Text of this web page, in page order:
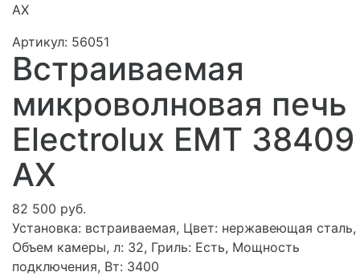
AX
Артикул: 56051
Встраиваемая
микроволновая печь
Electrolux EMT 38409
AX
82 500 руб.
Установка: встраиваемая, Цвет: нержавеющая сталь,
Объем камеры, л: 32, Гриль: Есть, Мощность
подключения, Вт: 3400